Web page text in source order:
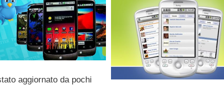
aggiornato da pochi